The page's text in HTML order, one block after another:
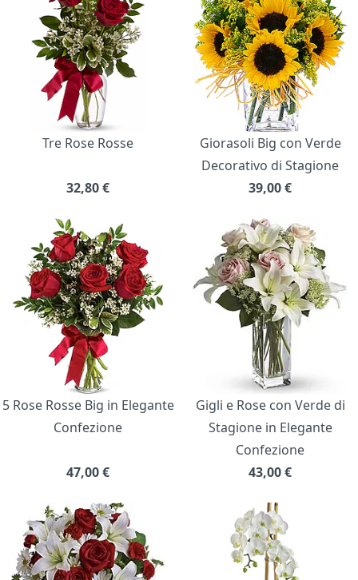
Tre Rose Rosse
32,80€
Giorasoli Big con Verde
Decorativo di Stagione
39,00€
5 Rose Rosse Big in Elegante
Confezione
47,00€
Gigli e Rose con Verde di
Stagione in Elegante
Confezione
43,00€